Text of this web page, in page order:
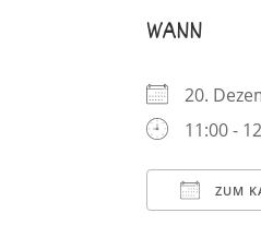
WANN
20.
11:00 -
ZUM